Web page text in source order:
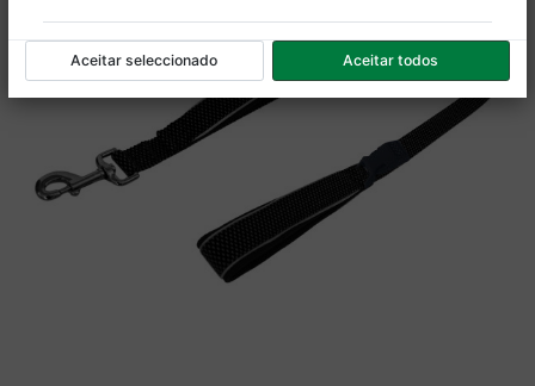
Aceitar seleccionado Aceitar todos